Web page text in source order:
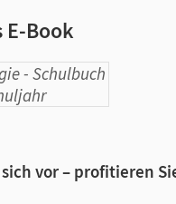
E-Book
vor – profitieren